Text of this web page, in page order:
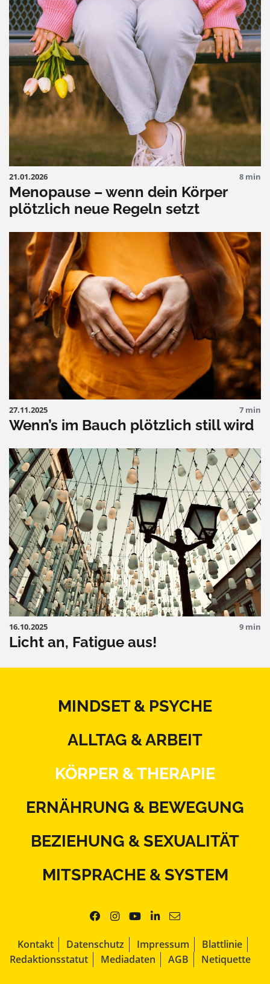
21.01.2026 8 min
Menopause – wenn dein Körper
plötzlich neue Regeln setzt
27.11.2025 7 min
Wenn’s im Bauch plötzlich still wird
16.10.2025 9 min
Licht an, Fatigue aus!
MINDSET & PSYCHE
ALLTAG & ARBEIT
KÖRPER & THERAPIE
ERNÄHRUNG & BEWEGUNG
BEZIEHUNG & SEXUALITÄT
MITSPRACHE & SYSTEM
Kontakt Datenschutz Impressum
Blattlinie
Redaktionsstatut
Mediadaten AGB Netiquette